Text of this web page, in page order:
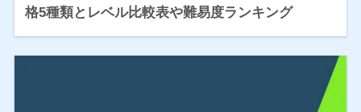
格5種類とレベル比較表や難易度ランキング